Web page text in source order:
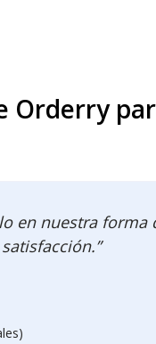
Orderry
en nuestra